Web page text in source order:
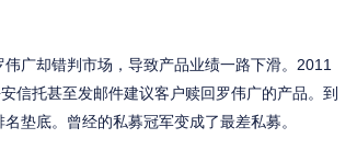
却错判市场，导致产品业绩一路下滑。2011
信托甚至发邮件建议客户赎回罗伟广的产品。到
垫底。曾经的私募冠军变成了最差私募。